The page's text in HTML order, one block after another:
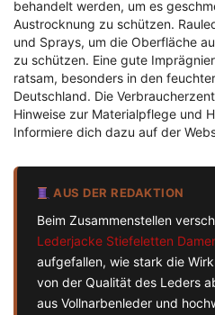
behandelt werden, um es
Austrocknung zu schützen.
und Sprays, um die Oberfläche
zu schützen. Eine gute
ratsam, besonders in den
Deutschland. Die
Hinweise zur Materialpflege und
Informiere dich dazu auf der
AUS DER REDAKTION
Beim Zusammenstellen
Lederjacke Stiefeletten
aufgefallen, wie stark die
von der Qualität des Leders
aus Vollnarbenleder und